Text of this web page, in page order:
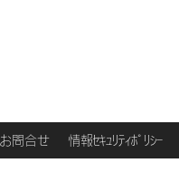
お問合せ 情報ｾｷｭﾘﾃｨﾎﾟﾘｼｰ